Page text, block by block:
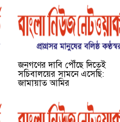
জনগণের দাবি পৌঁছে দিতেই
সচিবালয়ের সামনে এসেছি:
জামায়াত আমির